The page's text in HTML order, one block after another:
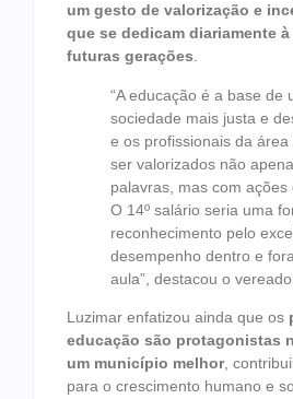
um gesto de valorização e
que se dedicam diariamente
futuras gerações.
“A educação é a base de
sociedade mais justa e
e os profissionais da área
ser valorizados não
palavras, mas com ações
O 14º salário seria uma
reconhecimento pelo
desempenho dentro e
aula”, destacou o
Luzimar enfatizou ainda que os
educação são protagonistas
um município melhor,
para o crescimento humano e